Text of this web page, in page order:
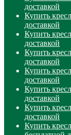
доставкой
Купить
доставкой
Купить
доставкой
Купить
доставкой
Купить
доставкой
Купить
доставкой
Купить
доставкой
Купить